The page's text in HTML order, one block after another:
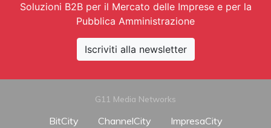
Soluzioni B2B per il Mercato delle Imprese e per la
Pubblica Amministrazione
Iscriviti alla newsletter
G11 Media Networks
BitCity ChannelCity
ImpresaCity